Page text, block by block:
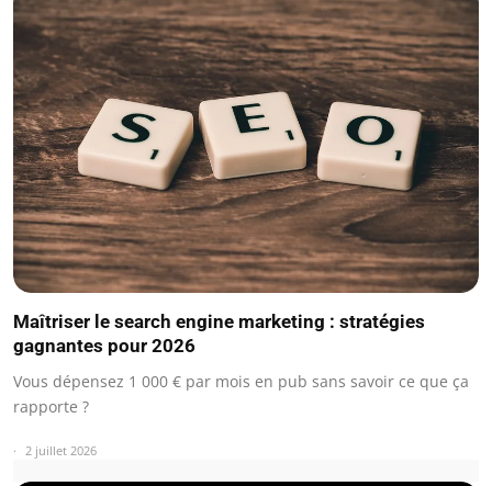
Maîtriser le search engine marketing : stratégies
gagnantes pour 2026
Vous dépensez 1 000 € par mois en pub sans savoir ce que ça
rapporte ?
2 juillet 2026